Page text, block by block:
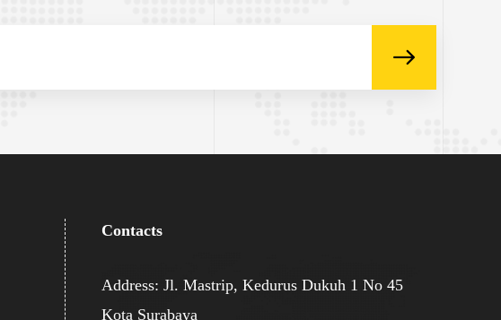
Contacts
Address: Jl. Mastrip, Kedurus Dukuh 1 No 45
Kota Surabaya